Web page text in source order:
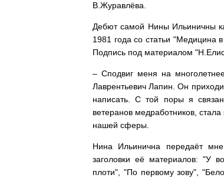
В.Журавлёва.
Дебют самой Нины Ильиничны
1981 года со статьи "Медицина
Подпись под материалом
– Сподвиг меня на
Лаврентьевич Лапин. Он
написать. С той поры я
ветеранов медработников,
нашей сферы.
Нина Ильинична передаёт
заголовки её материалов: "У
плоти", "По первому зову",